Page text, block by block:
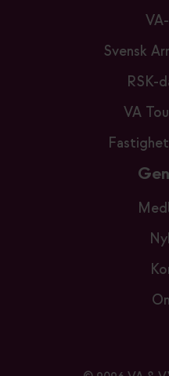
Svensk
RSK-
VA